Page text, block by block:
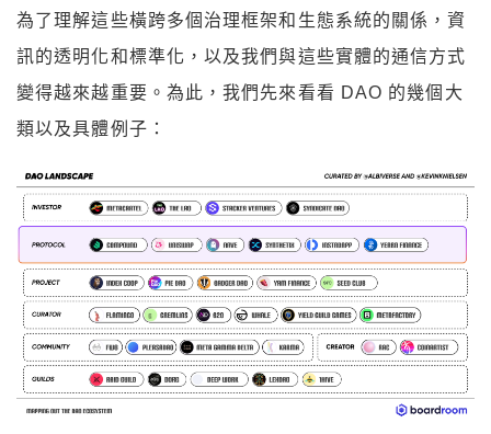
為了理解這些橫跨多個治理框架和生態系統的關係，資
訊的透明化和標準化，以及我們與這些實體的通信方式
變得越來越重要。為此，我們先來看看 DAO 的幾個大
類以及具體例子：